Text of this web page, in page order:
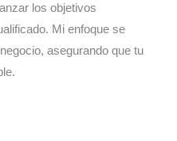
los objetivos
Mi enfoque se
asegurando que tu